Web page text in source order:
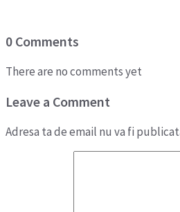
0 Comments
There are no comments yet
Leave a Comment
Adresa ta de email nu va fi